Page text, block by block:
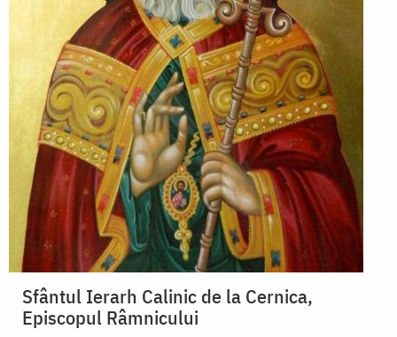
Sfântul Ierarh Calinic de la Cernica,
Episcopul Râmnicului